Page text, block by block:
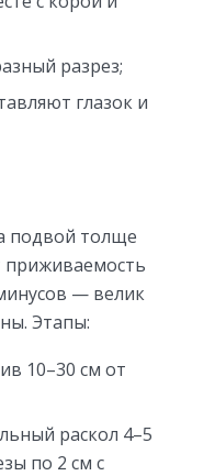
разрез;
глазок и
подвой толще
приживаемость
— велик
Этапы:
10–30 см от
раскол 4–5
по 2 см с